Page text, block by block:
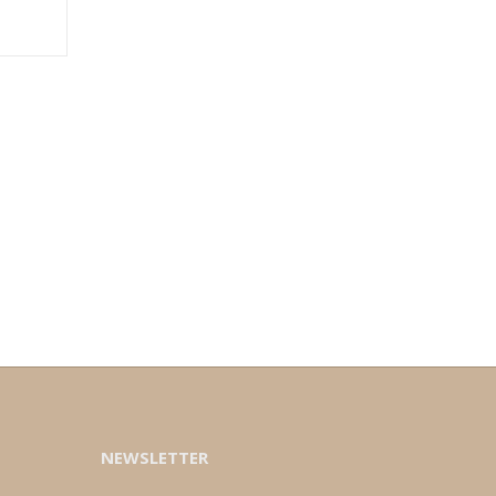
NEWSLETTER